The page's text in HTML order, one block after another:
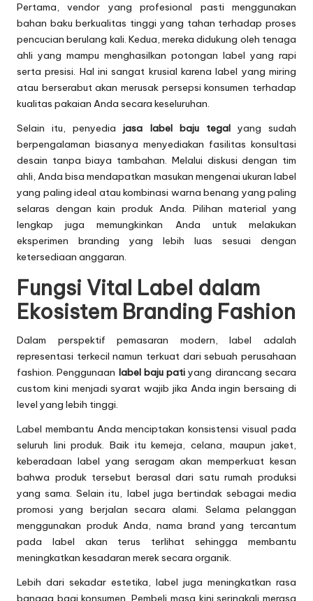
Pertama, vendor yang profesional pasti menggunakan
bahan baku berkualitas tinggi yang tahan terhadap proses
pencucian berulang kali. Kedua, mereka didukung oleh tenaga
ahli yang mampu menghasilkan potongan label yang rapi
serta presisi. Hal ini sangat krusial karena label yang miring
atau berserabut akan merusak persepsi konsumen terhadap
kualitas pakaian Anda secara keseluruhan.
Selain itu, penyediajasa label baju tegalyang sudah
berpengalaman biasanya menyediakan fasilitas konsultasi
desain tanpa biaya tambahan. Melalui diskusi dengan tim
ahli, Anda bisa mendapatkan masukan mengenai ukuran label
yang paling ideal atau kombinasi warna benang yang paling
selaras dengan kain produk Anda. Pilihan material yang
lengkap juga memungkinkan Anda untuk melakukan
eksperimen branding yang lebih luas sesuai dengan
ketersediaan anggaran.
Fungsi Vital Label dalam
Ekosistem Branding Fashion
Dalam perspektif pemasaran modern, label adalah
representasi terkecil namun terkuat dari sebuah perusahaan
fashion. Penggunaan label baju pati yang dirancang secara
custom kini menjadi syarat wajib jika Anda ingin bersaing di
level yang lebih tinggi.
Label membantu Anda menciptakan konsistensi visual pada
seluruh lini produk. Baik itu kemeja, celana, maupun jaket,
keberadaan label yang seragam akan memperkuat kesan
bahwa produk tersebut berasal dari satu rumah produksi
yang sama. Selain itu, label juga bertindak sebagai media
promosi yang berjalan secara alami. Selama pelanggan
menggunakan produk Anda, nama brand yang tercantum
pada label akan terus terlihat sehingga membantu
meningkatkan kesadaran merek secara organik.
Lebih dari sekadar estetika, label juga meningkatkan rasa